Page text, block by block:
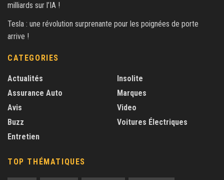
milliards sur l’IA !
Tesla : une révolution surprenante pour les poignées de porte
arrive !
CATEGORIES
Actualités
Assurance Auto
Avis
Buzz
Entretien
Insolite
Marques
Video
Voitures Électriques
TOP THÉMATIQUES